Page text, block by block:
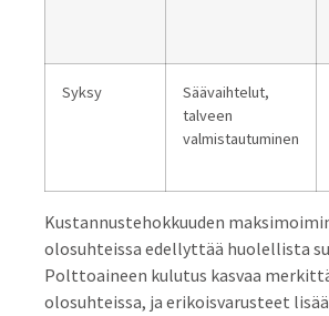
Syksy
Säävaihtelut,
talveen
valmistautuminen
Kustannustehokkuuden
olosuhteissa edellyttää huolellista
Polttoaineen kulutus kasvaa
olosuhteissa, ja erikoisvarusteet